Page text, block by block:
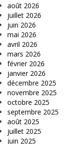
août 2026
juillet 2026
juin 2026
mai 2026
avril 2026
mars 2026
février 2026
janvier 2026
décembre 2025
novembre 2025
octobre 2025
septembre 2025
août 2025
juillet 2025
juin 2025